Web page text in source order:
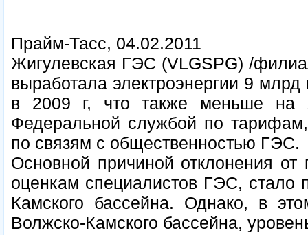
Прайм-Тасс, 04.02.2011
Жигулевская ГЭС (VLGSPG) /
выработала электроэнергии 9
в 2009 г, что также меньше на
Федеральной службой по
по связям с общественностью ГЭС.
Основной причиной отклонения
оценкам специалистов ГЭС, стало
Камского бассейна. Однако, в
Волжско-Камского бассейна,